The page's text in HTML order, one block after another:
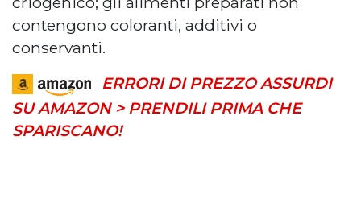
contengono coloranti, additivi o
conservanti.
ERRORI DI PREZZO ASSURDI
SU AMAZON > PRENDILI PRIMA CHE
SPARISCANO!